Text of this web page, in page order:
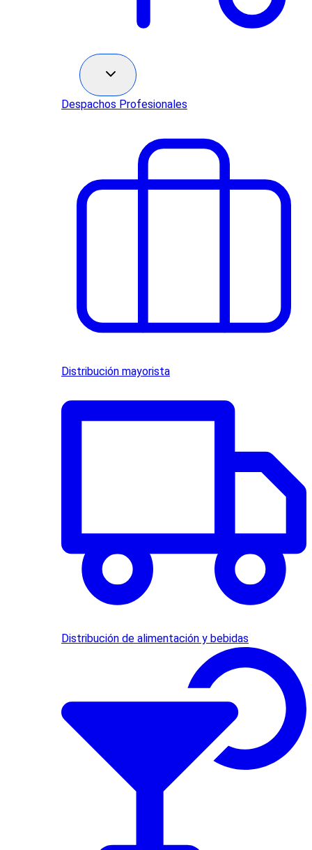
Despachos Profesionales
Distribución mayorista
Distribución de alimentación y bebidas